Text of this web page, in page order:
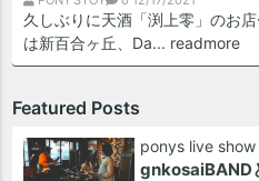
久しぶりに天酒「渕上零」のお
は新百合ヶ丘、Da... readmore
Featured Posts
ponys live show
gnkosaiBAND